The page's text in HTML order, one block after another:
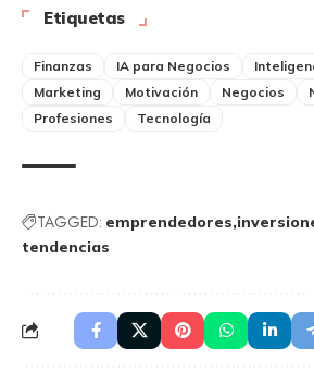
Etiquetas
Finanzas IA para Negocios
Marketing
Motivación Negocios
Profesiones
Tecnología
TAGGED: emprendedores
tendencias